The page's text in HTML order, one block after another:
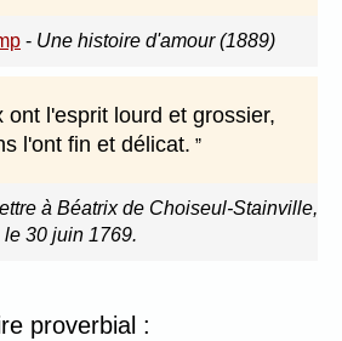
- Une histoire d'amour (1889)
ont l'esprit lourd et grossier,
l'ont fin et délicat.
à Béatrix de Choiseul-Stainville,
le 30 juin 1769.
proverbial :